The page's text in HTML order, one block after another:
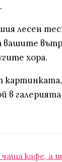
лесен
вашите
хора.
в
кафе, а